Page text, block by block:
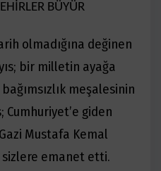
BÜYÜR
olmadığına değinen
bir milletin ayağa
bağımsızlık meşalesinin
Cumhuriyet’e giden
Gazi Mustafa Kemal
sizlere emanet etti.